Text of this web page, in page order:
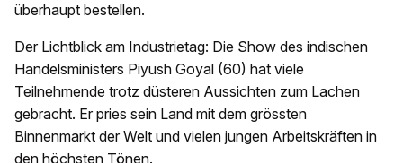
überhaupt bestellen.
Der Lichtblick am Industrietag: Die Show des indischen
Handelsministers Piyush Goyal (60) hat viele
Teilnehmende trotz düsteren Aussichten zum Lachen
gebracht. Er pries sein Land mit dem grössten
Binnenmarkt der Welt und vielen jungen Arbeitskräften in
den höchsten Tönen.